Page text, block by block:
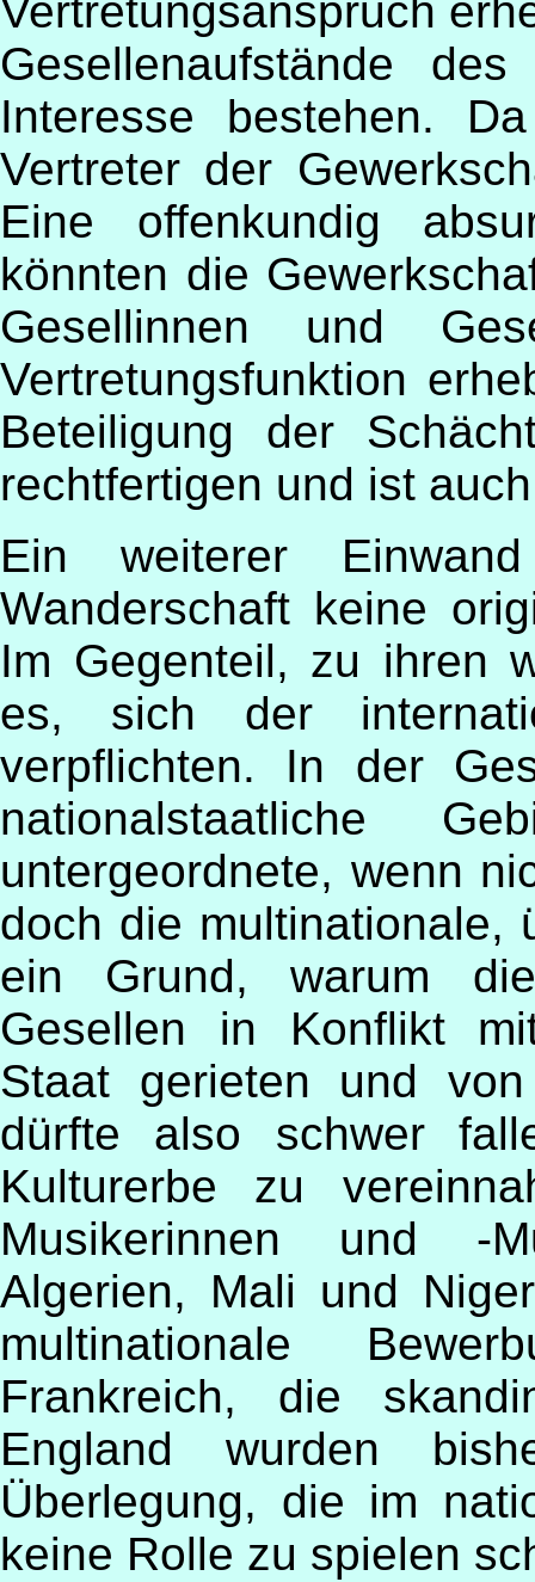
Vertretungsanspruch
Gesellenaufstände
Interesse bestehen.
Vertreter der
Eine offenkundig
könnten die
Gesellinnen und
Vertretungsfunktion
Beteiligung der
rechtfertigen und ist
Ein weiterer
Wanderschaft keine
Im Gegenteil, zu ihren
es, sich der
verpflichten. In der
nationalstaatliche
untergeordnete, wenn
doch die multinationale,
ein Grund, warum die
Gesellen in Konflikt
Staat gerieten und
dürfte also schwer
Kulturerbe zu
Musikerinnen und -
Algerien, Mali und
multinationale
Frankreich, die
England wurden
Überlegung, die im
keine Rolle zu spielen